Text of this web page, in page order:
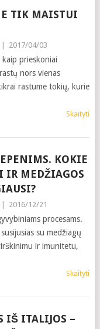
TIK MAISTUI
2017/04/03
prieskoniai
nors vienas
rastume tokių, kurie
Skaityti
KOKIE
IR MEDŽIAGOS
2016/12/21
procesams.
su medžiagų
ir imunitetu,
Skaityti
IŠ ITALIJOS –